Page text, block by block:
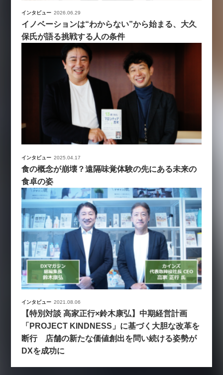
インタビュー 2026.06.29
イノベーションは“わからない”から始まる、大久
保氏が語る挑戦する人の条件
インタビュー 2025.04.17
食の概念が崩壊？遠隔味覚体験の先にある未来の
食卓の姿
インタビュー 2021.08.06
【特別対談 高家正行×鈴木康弘】中期経営計画
「PROJECT KINDNESS」に基づく大胆な改革を
断行 店舗の新たな価値創出を問い続ける姿勢が
DXを成功に